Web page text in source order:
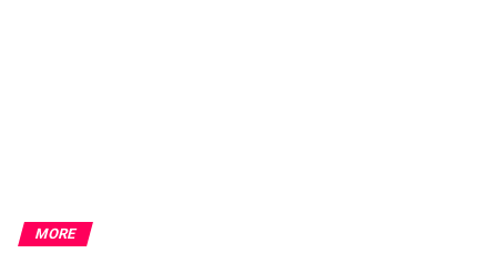
MORE